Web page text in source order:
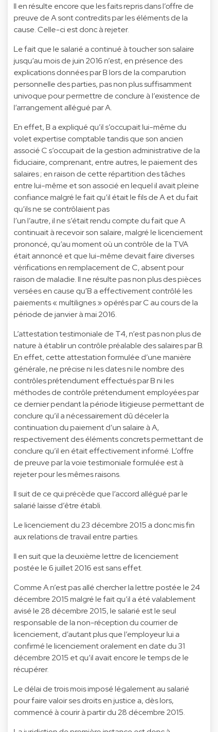
Il en résulte encore que les faits repris dans l’offre de
preuve de A sont contredits par les éléments de la
cause. Celle-ci est donc à rejeter.
Le fait que le salarié a continué à toucher son salaire
jusqu’au mois de juin 2016 n’est, en présence des
explications données par B lors de la comparution
personnelle des parties, pas non plus suffisamment
univoque pour permettre de conclure à l’existence de
l’arrangement allégué par A.
En effet, B a expliqué qu’il s’occupait lui-même du
volet expertise comptable tandis que son ancien
associé C s’occupait de la gestion administrative de la
fiduciaire, comprenant, entre autres, le paiement des
salaires ; en raison de cette répartition des tâches
entre lui-même et son associé en lequel il avait pleine
confiance malgré le fait qu’il était le fils de A et du fait
qu’ils ne se contrôlaient pas
l’un l’autre, il ne s’était rendu compte du fait que A
continuait à recevoir son salaire, malgré le licenciement
prononcé, qu’au moment où un contrôle de la TVA
était annoncé et que lui-même devait faire diverses
vérifications en remplacement de C, absent pour
raison de maladie. Il ne résulte pas non plus des pièces
versées en cause qu’B a effectivement contrôlé les
paiements « multilignes » opérés par C au cours de la
période de janvier à mai 2016.
L’attestation testimoniale de T4, n’est pas non plus de
nature à établir un contrôle préalable des salaires par B.
En effet, cette attestation formulée d’une manière
générale, ne précise ni les dates ni le nombre des
contrôles prétendument effectués par B ni les
méthodes de contrôle prétendument employées par
ce dernier pendant la période litigieuse permettant de
conclure qu’il a nécessairement dû déceler la
continuation du paiement d’un salaire à A,
respectivement des éléments concrets permettant de
conclure qu’il en était effectivement informé. L’offre
de preuve par la voie testimoniale formulée est à
rejeter pour les mêmes raisons.
Il suit de ce qui précède que l’accord allégué par le
salarié laisse d’être établi.
Le licenciement du 23 décembre 2015 a donc mis fin
aux relations de travail entre parties.
Il en suit que la deuxième lettre de licenciement
postée le 6 juillet 2016 est sans effet.
Comme A n’est pas allé chercher la lettre postée le 24
décembre 2015 malgré le fait qu’il a été valablement
avisé le 28 décembre 2015, le salarié est le seul
responsable de la non-réception du courrier de
licenciement, d’autant plus que l’employeur lui a
confirmé le licenciement oralement en date du 31
décembre 2015 et qu’il avait encore le temps de le
récupérer.
Le délai de trois mois imposé légalement au salarié
pour faire valoir ses droits en justice a, dès lors,
commencé à courir à partir du 28 décembre 2015.